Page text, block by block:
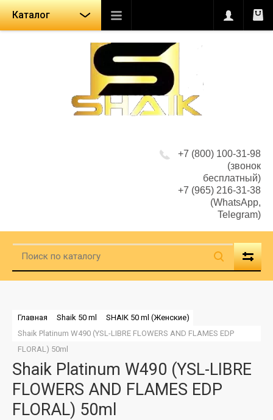
Каталог
+7 (800) 100-31-98
(звонок
бесплатный)
+7 (965) 216-31-38
(WhatsApp,
Telegram)
Главная Shaik 50 ml
SHAIK 50 ml (Женские)
Shaik Platinum W490 (YSL-LIBRE FLOWERS AND FLAMES EDP
FLORAL) 50ml
Shaik Platinum W490 (YSL-LIBRE
FLOWERS AND FLAMES EDP
FLORAL) 50ml